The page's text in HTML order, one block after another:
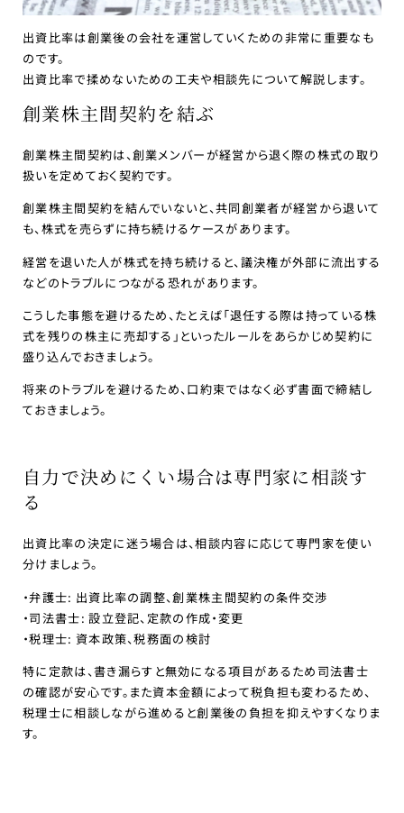
出資比率は創業後の会社を運営していくための非常に重要なも
のです。
出資比率で揉めないための工夫や相談先について解説します。
創業株主間契約を結ぶ
創業株主間契約は、創業メンバーが経営から退く際の株式の取り
扱いを定めておく契約です。
創業株主間契約を結んでいないと、共同創業者が経営から退いて
も、株式を売らずに持ち続けるケースがあります。
経営を退いた人が株式を持ち続けると、議決権が外部に流出する
などのトラブルにつながる恐れがあります。
こうした事態を避けるため、たとえば「退任する際は持っている株
式を残りの株主に売却する」といったルールをあらかじめ契約に
盛り込んでおきましょう。
将来のトラブルを避けるため、口約束ではなく必ず書面で締結し
ておきましょう。
自力で決めにくい場合は専門家に相談す
る
出資比率の決定に迷う場合は、相談内容に応じて専門家を使い
分けましょう。
・弁護士: 出資比率の調整、創業株主間契約の条件交渉
・司法書士: 設立登記、定款の作成・変更
・税理士: 資本政策、税務面の検討
特に定款は、書き漏らすと無効になる項目があるため司法書士
の確認が安心です。また資本金額によって税負担も変わるため、
税理士に相談しながら進めると創業後の負担を抑えやすくなりま
す。